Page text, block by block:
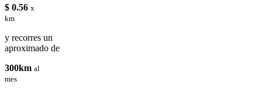
$ 0.56 x
km
y recorres un
aproximado de
300km al
mes